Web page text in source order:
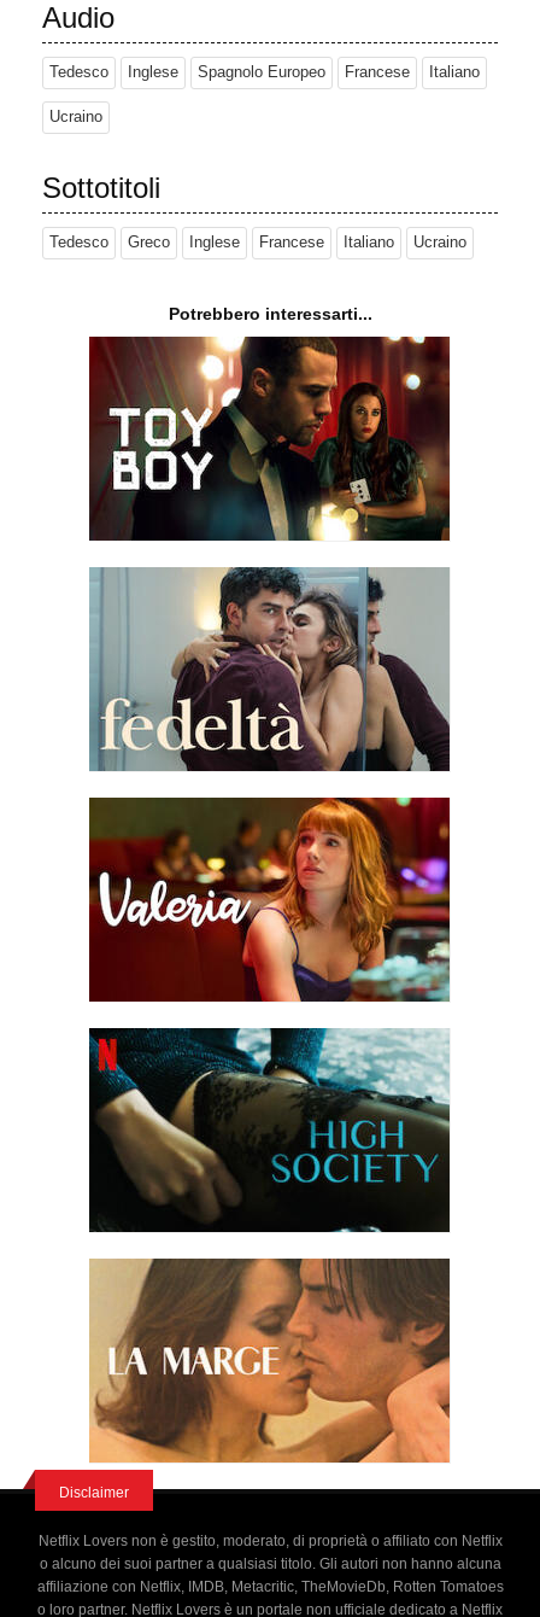
Audio
Tedesco Inglese Spagnolo Europeo Francese Italiano
Ucraino
Sottotitoli
Tedesco Greco Inglese Francese Italiano Ucraino
Potrebbero interessarti...
Disclaimer
Netflix Lovers non è gestito, moderato, di proprietà o affiliato con Netflix
o alcuno dei suoi partner a qualsiasi titolo. Gli autori non hanno alcuna
affiliazione con Netflix, IMDB, Metacritic, TheMovieDb, Rotten Tomatoes
o loro partner. Netflix Lovers è un portale non ufficiale dedicato a Netflix